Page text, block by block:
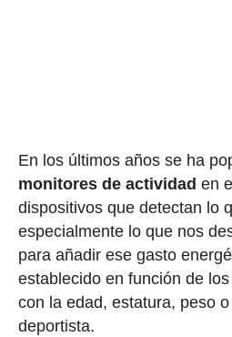
En los últimos años se ha
monitores de actividad en
dispositivos que detectan lo
especialmente lo que nos
para añadir ese gasto
establecido en función de
con la edad, estatura, peso
deportista.